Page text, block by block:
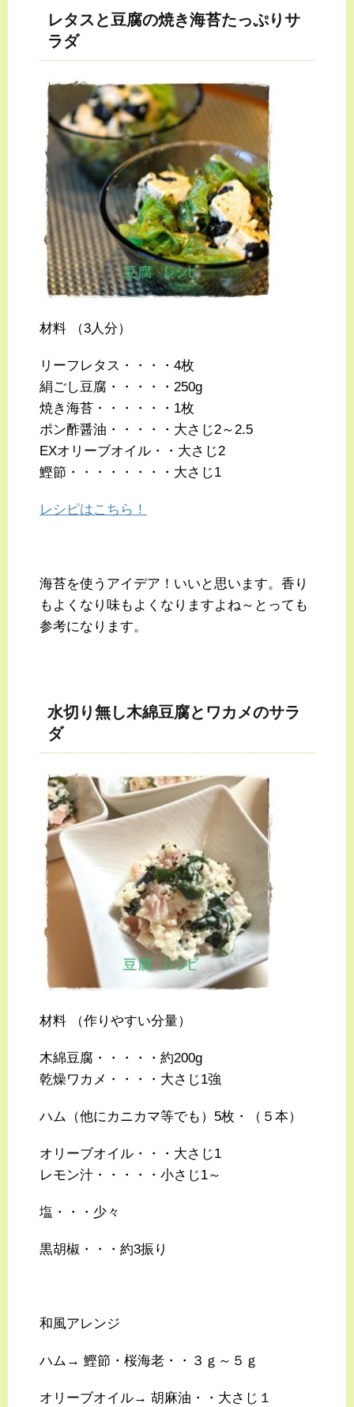
レタスと豆腐の焼き海苔たっぷりサ
ラダ
材料 （3人分）
リーフレタス・・・・4枚
絹ごし豆腐・・・・・250g
焼き海苔・・・・・・1枚
ポン酢醤油・・・・・大さじ2～2.5
EXオリーブオイル・・大さじ2
鰹節・・・・・・・・大さじ1
レシピはこちら！
海苔を使うアイデア！いいと思います。香り
もよくなり味もよくなりますよね～とっても
参考になります。
水切り無し木綿豆腐とワカメのサラ
ダ
材料 （作りやすい分量）
木綿豆腐・・・・・約200g
乾燥ワカメ・・・・大さじ1強
ハム（他にカニカマ等でも）5枚・（５本）
オリーブオイル・・・大さじ1
レモン汁・・・・・小さじ1～
塩・・・少々
黒胡椒・・・約3振り
和風アレンジ
ハム→ 鰹節・桜海老・・３ｇ～５ｇ
オリーブオイル→ 胡麻油・・大さじ１